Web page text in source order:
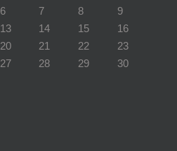
6 7 8
9
13 14 15
16
20 21 22
23
27 28 29
30